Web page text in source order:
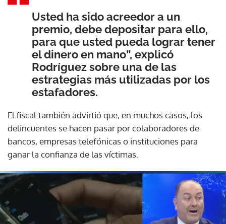
Usted ha sido acreedor a un
premio, debe depositar para ello,
para que usted pueda lograr tener
el dinero en mano”, explicó
Rodríguez sobre una de las
estrategias más utilizadas por los
estafadores.
El fiscal también advirtió que, en muchos casos, los
delincuentes se hacen pasar por colaboradores de
bancos, empresas telefónicas o instituciones para
ganar la confianza de las víctimas.